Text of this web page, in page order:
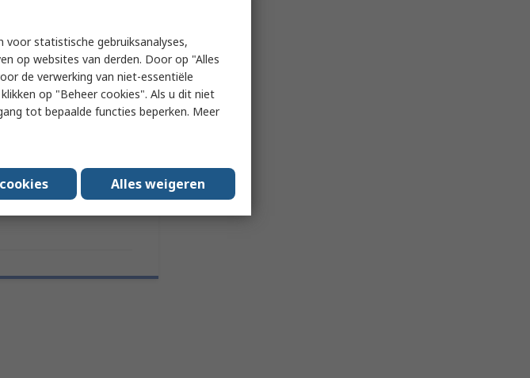
Waarde
SCS
305mm
voor statistische gebruiksanalyses,
op websites van derden. Door op "Alles
de verwerking van niet-essentiële
op "Beheer cookies". Als u dit niet
tot bepaalde functies beperken. Meer
Alles weigeren